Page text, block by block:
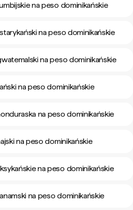
na peso dominikańskie
na peso dominikańskie
na peso dominikańskie
na peso dominikańskie
na peso dominikańskie
na peso dominikańskie
na peso dominikańskie
na peso dominikańskie